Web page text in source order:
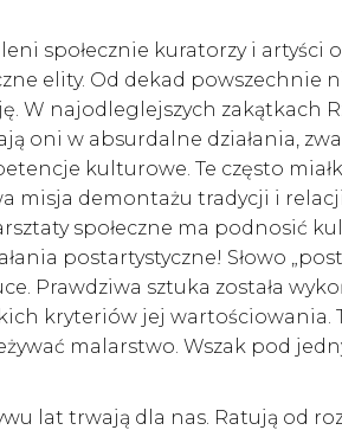
społecznie kuratorzy i artyści
elity. Od dekad powszechnie
najodleglejszych zakątkach
oni w absurdalne działania,
kulturowe. Te często
misja demontażu tradycji i
społeczne ma podnosić
postartystyczne! Słowo
Prawdziwa sztuka została
kryteriów jej wartościowania.
malarstwo. Wszak pod
lat trwają dla nas. Ratują od